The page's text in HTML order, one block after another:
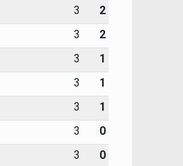
3
2
3
2
3
1
3
1
3
1
3
0
3
0